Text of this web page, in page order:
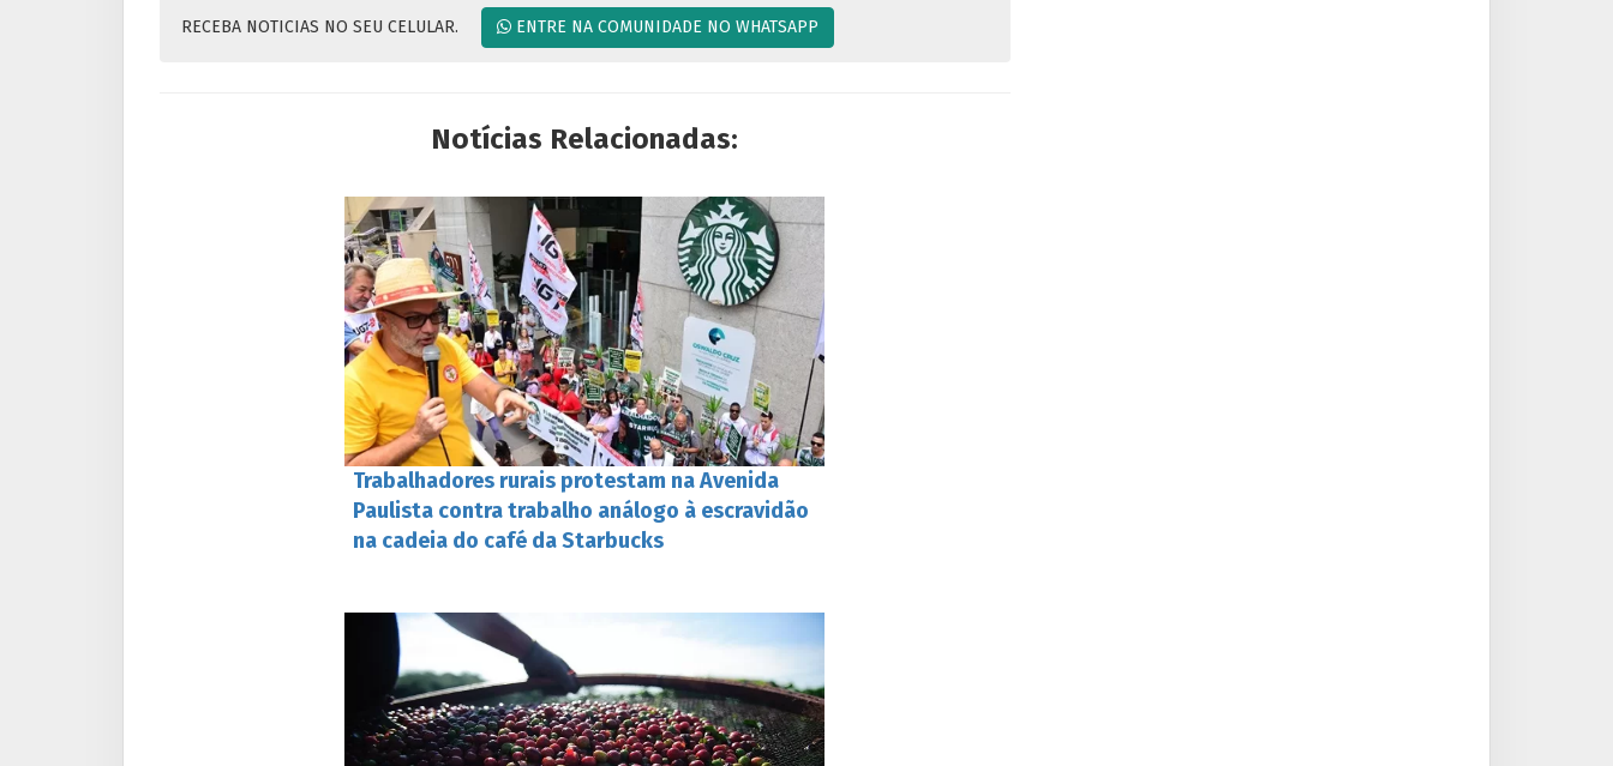
RECEBA NOTICIAS NO SEU CELULAR. ENTRE NA COMUNIDADE NO WHATSAPP
Notícias Relacionadas:
Trabalhadores rurais protestam na Avenida
Paulista contra trabalho análogo à escravidão
na cadeia do café da Starbucks